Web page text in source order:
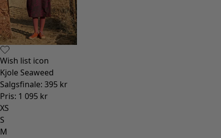
Wish list icon
Kjole Seaweed
Salgsfinale: 395 kr
Pris: 1 095 kr
XS
S
M